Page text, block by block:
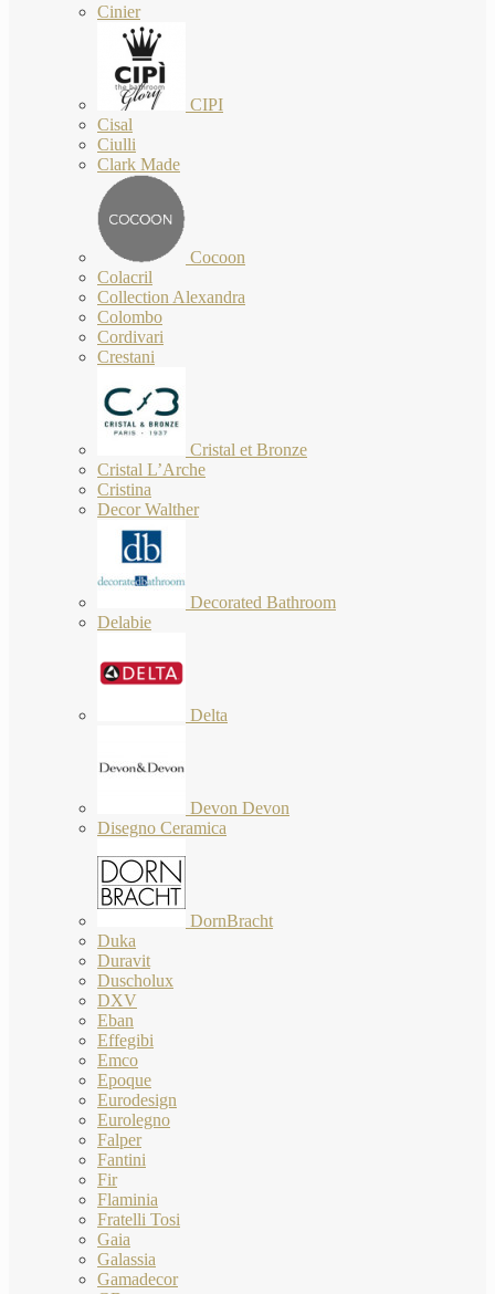
Cinier
CIPI
Cisal
Ciulli
Clark Made
Cocoon
Colacril
Collection Alexandra
Colombo
Cordivari
Crestani
Cristal et Bronze
Cristal L’Arche
Cristina
Decor Walther
Decorated Bathroom
Delabie
Delta
Devon Devon
Disegno Ceramica
DornBracht
Duka
Duravit
Duscholux
DXV
Eban
Effegibi
Emco
Epoque
Eurodesign
Eurolegno
Falper
Fantini
Fir
Flaminia
Fratelli Tosi
Gaia
Galassia
Gamadecor